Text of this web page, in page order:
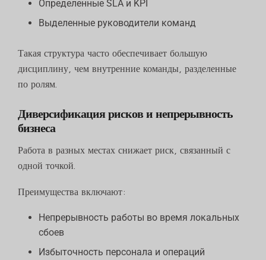
Определенные SLA и KPI
Выделенные руководители команд
Такая структура часто обеспечивает большую
дисциплину, чем внутренние команды, разделенные
по ролям.
Диверсификация рисков и непрерывность
бизнеса
Работа в разных местах снижает риск, связанный с
одной точкой.
Преимущества включают:
Непрерывность работы во время локальных
сбоев
Избыточность персонала и операций